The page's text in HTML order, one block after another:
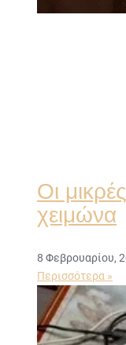
Οι
χειμώνα
8 Φεβρουαρίου,
Περισσότερα »